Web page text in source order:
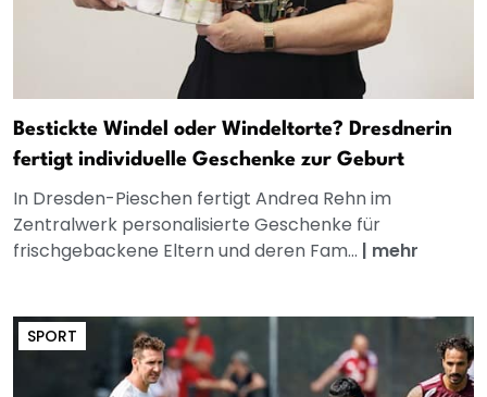
Bestickte Windel oder Windeltorte? Dresdnerin
fertigt individuelle Geschenke zur Geburt
In Dresden-Pieschen fertigt Andrea Rehn im
Zentralwerk personalisierte Geschenke für
frischgebackene Eltern und deren Fam... | mehr
SPORT